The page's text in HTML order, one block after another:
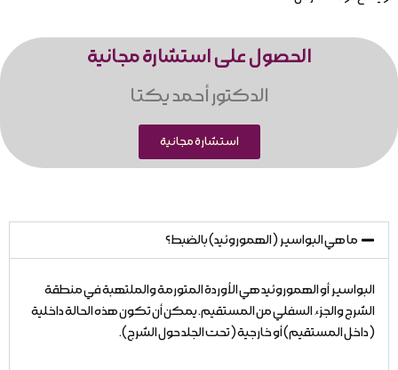
الحصول على استشارة مجانية
الدكتور أحمد یكتا
استشارة مجانية
ما هي البواسير (الهموروئيد) بالضبط؟
البواسير أو الهموروئيد هي الأوردة المتورمة والملتهبة في منطقة
الشرج والجزء السفلي من المستقيم. يمكن أن تكون هذه الحالة داخلية
(داخل المستقيم) أو خارجية (تحت الجلد حول الشرج).